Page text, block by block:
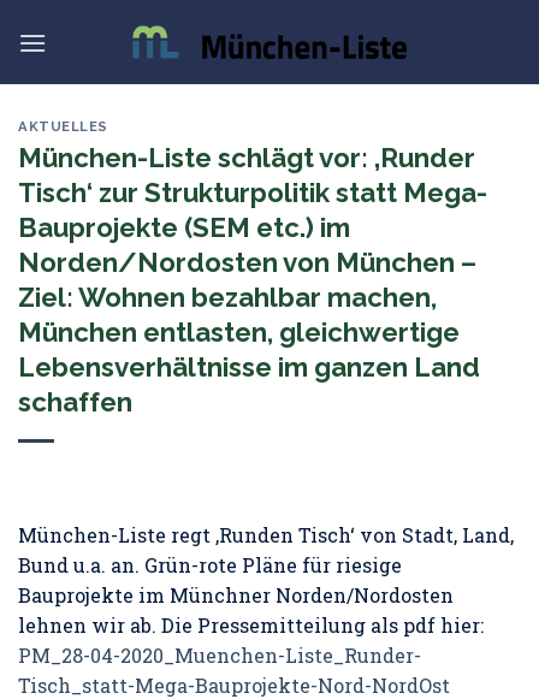
AKTUELLES
München-Liste schlägt vor: ‚Runder
Tisch‘ zur Strukturpolitik statt Mega-
Bauprojekte (SEM etc.) im
Norden/Nordosten von München –
Ziel: Wohnen bezahlbar machen,
München entlasten, gleichwertige
Lebensverhältnisse im ganzen Land
schaffen
München-Liste regt ‚Runden Tisch‘ von Stadt, Land,
Bund u.a. an. Grün-rote Pläne für riesige
Bauprojekte im Münchner Norden/Nordosten
lehnen wir ab. Die Pressemitteilung als pdf hier:
PM_28-04-2020_Muenchen-Liste_Runder-
Tisch_statt-Mega-Bauprojekte-Nord-NordOst